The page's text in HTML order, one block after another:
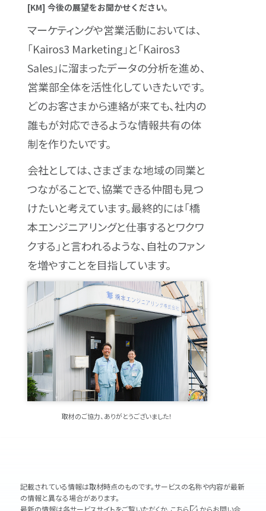
[KM] 今後の展望をお聞かせください。
マーケティングや営業活動においては、
「Kairos3 Marketing」と「Kairos3
Sales」に溜まったデータの分析を進め、
営業部全体を活性化していきたいです。
どのお客さまから連絡が来ても、社内の
誰もが対応できるような情報共有の体
制を作りたいです。
会社としては、さまざまな地域の同業と
つながることで、協業できる仲間も見つ
けたいと考えています。最終的には「橋
本エンジニアリングと仕事するとワクワ
クする」と言われるような、自社のファン
を増やすことを目指しています。
取材のご協力、ありがとうございました！
記載されている情報は取材時点のものです。サービスの名称や内容が最新
の情報と異なる場合があります。
最新の情報は各サービスサイトをご覧いただくか、 こちら からお問い合